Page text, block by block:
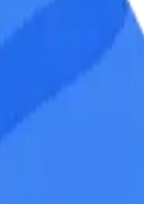
hvilket svarer til
videoproduktionen for 50
videoer, forbliver
Eleven-udgave, 618-udgave eller
et børsnoteret brand kan nu